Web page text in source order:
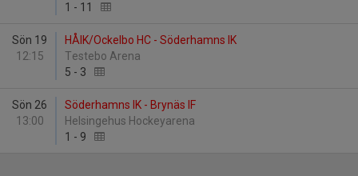
1 - 11
Sön 19
12:15
HÅIK/Ockelbo HC - Söderhamns IK
Testebo Arena
5 - 3
Sön 26
13:00
Söderhamns IK - Brynäs IF
Helsingehus Hockeyarena
1 - 9